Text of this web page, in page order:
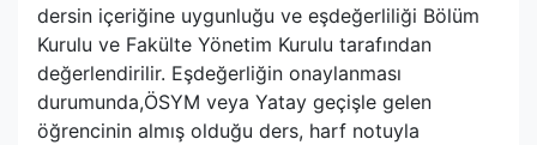
dersin içeriğine uygunluğu ve eşdeğerliliği Bölüm
Kurulu ve Fakülte Yönetim Kurulu tarafından
değerlendirilir. Eşdeğerliğin onaylanması
durumunda,ÖSYM veya Yatay geçişle gelen
öğrencinin almış olduğu ders, harf notuyla